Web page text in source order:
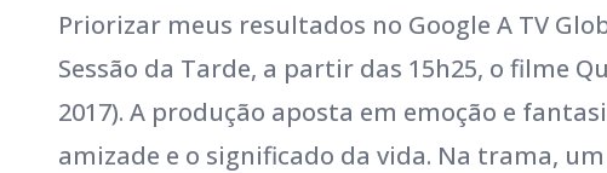
Priorizar meus resultados no Google A TV
Sessão da Tarde, a partir das 15h25, o filme
2017). A produção aposta em emoção e
amizade e o significado da vida. Na trama,